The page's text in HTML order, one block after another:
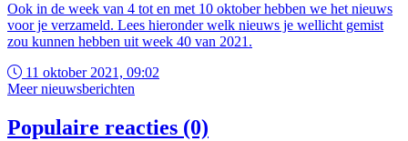
Ook in de week van 4 tot en met 10 oktober hebben we het nieuws
voor je verzameld. Lees hieronder welk nieuws je wellicht gemist
zou kunnen hebben uit week 40 van 2021.
11 oktober 2021, 09:02
Meer nieuwsberichten
Populaire reacties (0)